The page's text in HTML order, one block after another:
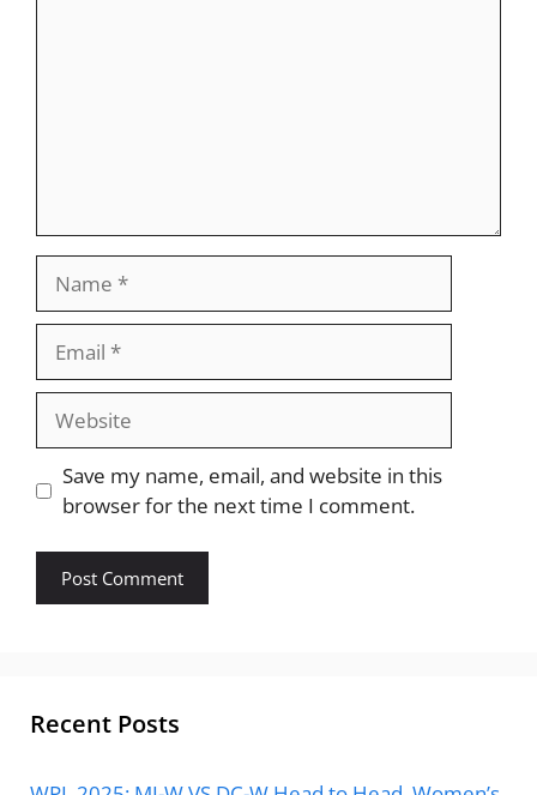
Website
Save my name, email, and website in this
browser for the next time I comment.
Recent Posts